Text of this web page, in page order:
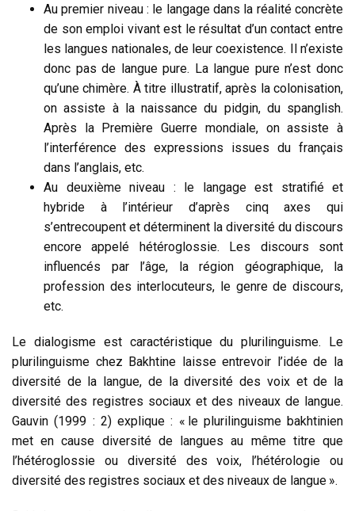
Au premier niveau : le langage dans la réalité concrète
de son emploi vivant est le résultat d’un contact entre
les langues nationales, de leur coexistence. Il n’existe
donc pas de langue pure. La langue pure n’est donc
qu’une chimère. À titre illustratif, après la colonisation,
on assiste à la naissance du pidgin, du spanglish.
Après la Première Guerre mondiale, on assiste à
l’interférence des expressions issues du français
dans l’anglais, etc.
Au deuxième niveau : le langage est stratifié et
hybride à l’intérieur d’après cinq axes qui
s’entrecoupent et déterminent la diversité du discours
encore appelé hétéroglossie. Les discours sont
influencés par l’âge, la région géographique, la
profession des interlocuteurs, le genre de discours,
etc.
Le dialogisme est caractéristique du plurilinguisme. Le
plurilinguisme chez Bakhtine laisse entrevoir l’idée de la
diversité de la langue, de la diversité des voix et de la
diversité des registres sociaux et des niveaux de langue.
Gauvin (1999 : 2) explique : « le plurilinguisme bakhtinien
met en cause diversité de langues au même titre que
l’hétéroglossie ou diversité des voix, l’hétérologie ou
diversité des registres sociaux et des niveaux de langue ».